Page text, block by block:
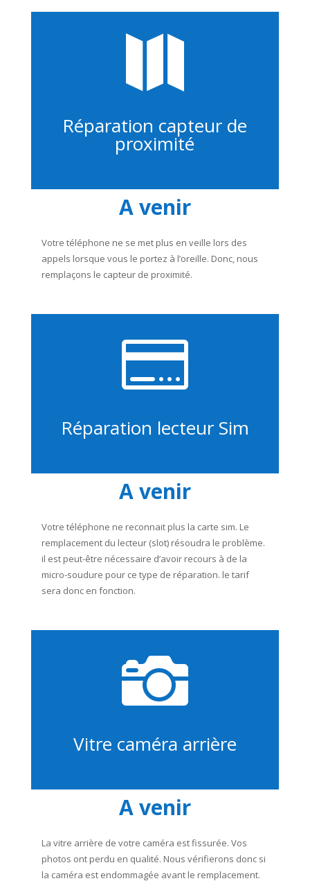

Réparation capteur de
proximité
A venir
Votre téléphone ne se met plus en veille lors des
appels lorsque vous le portez à l’oreille. Donc, nous
remplaçons le capteur de proximité.

Réparation lecteur Sim
A venir
Votre téléphone ne reconnait plus la carte sim. Le
remplacement du lecteur (slot) résoudra le problème.
il est peut-être nécessaire d’avoir recours à de la
micro-soudure pour ce type de réparation. le tarif
sera donc en fonction.

Vitre caméra arrière
A venir
La vitre arrière de votre caméra est fissurée. Vos
photos ont perdu en qualité. Nous vérifierons donc si
la caméra est endommagée avant le remplacement.